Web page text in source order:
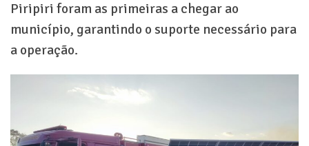
Piripiri foram as primeiras a chegar ao
município, garantindo o suporte necessário para
a operação.